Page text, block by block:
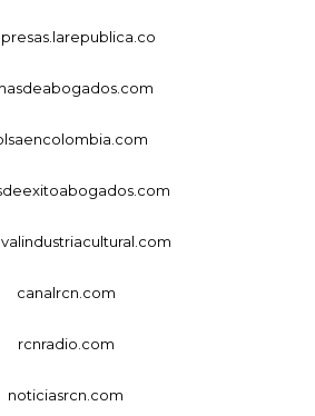
canalrcn.com
rcnradio.com
noticiasrcn.com